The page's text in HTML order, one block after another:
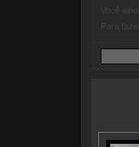
Para